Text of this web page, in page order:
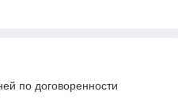
по договоренности